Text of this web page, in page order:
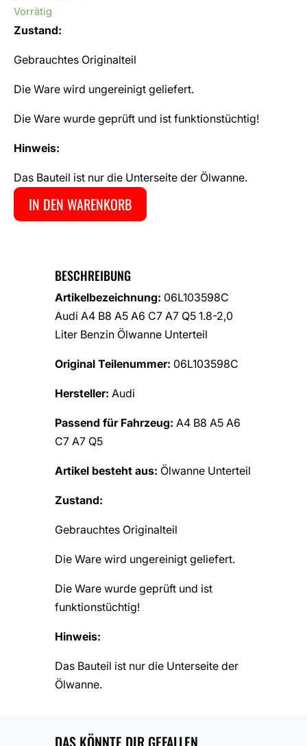
Vorrätig
Zustand:
Gebrauchtes Originalteil
Die Ware wird ungereinigt geliefert.
Die Ware wurde geprüft und ist funktionstüchtig!
Hinweis:
Das Bauteil ist nur die Unterseite der Ölwanne.
IN DEN WARENKORB
BESCHREIBUNG
Artikelbezeichnung: 06L103598C
Audi A4 B8 A5 A6 C7 A7 Q5 1.8-2,0
Liter Benzin Ölwanne Unterteil
Original Teilenummer: 06L103598C
Hersteller: Audi
Passend für Fahrzeug: A4 B8 A5 A6
C7 A7 Q5
Artikel besteht aus: Ölwanne Unterteil
Zustand:
Gebrauchtes Originalteil
Die Ware wird ungereinigt geliefert.
Die Ware wurde geprüft und ist
funktionstüchtig!
Hinweis:
Das Bauteil ist nur die Unterseite der
Ölwanne.